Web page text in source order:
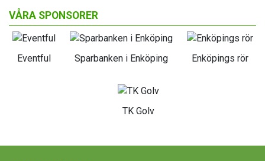
VÅRA SPONSORER
Eventful Sparbanken i Enköping Enköpings rör
TK Golv